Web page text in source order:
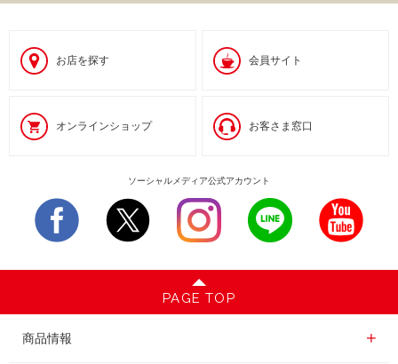
お店を探す 会員サイト
オンラインショップ お客さま窓口
ソーシャルメディア公式アカウント
PAGE TOP
商品情報
商品情報一覧